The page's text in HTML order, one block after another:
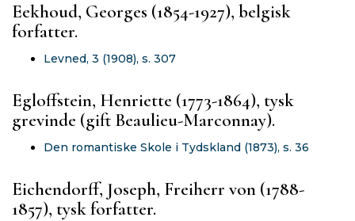
Eekhoud, Georges (1854-1927), belgisk
forfatter.
Levned, 3 (1908), s. 307
Egloffstein, Henriette (1773-1864), tysk
grevinde (gift Beaulieu-Marconnay).
Den romantiske Skole i Tydskland (1873), s. 36
Eichendorff, Joseph, Freiherr von (1788-
1857), tysk forfatter.